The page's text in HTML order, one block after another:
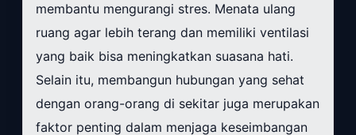
membantu mengurangi stres. Menata ulang
ruang agar lebih terang dan memiliki ventilasi
yang baik bisa meningkatkan suasana hati.
Selain itu, membangun hubungan yang sehat
dengan orang-orang di sekitar juga merupakan
faktor penting dalam menjaga keseimbangan